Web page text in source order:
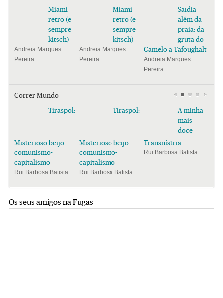
Miami
retro (e
sempre
kitsch)
Andreia Marques
Pereira
Miami
retro (e
sempre
kitsch)
Andreia Marques
Pereira
Saïdia
além da
praia: da
gruta do
Camelo a Tafoughalt
Andreia Marques
Pereira
Correr Mundo
Tiraspol:
Misterioso beijo
comunismo-
capitalismo
Rui Barbosa Batista
Tiraspol:
Misterioso beijo
comunismo-
capitalismo
Rui Barbosa Batista
A minha
mais
doce
Transnístria
Rui Barbosa Batista
Os seus amigos na Fugas